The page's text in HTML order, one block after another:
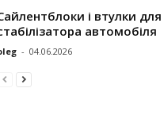
і втулки для
автомобіля
- 04.06.2026